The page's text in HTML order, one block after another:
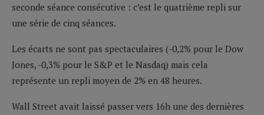
seconde séance consécutive : c’est le quatrième repli sur
une série de cinq séances.
Les écarts ne sont pas spectaculaires (-0,2% pour le Dow
Jones, -0,3% pour le S&P et le Nasdaq) mais cela
représente un repli moyen de 2% en 48 heures.
Wall Street avait laissé passer vers 16h une des dernières